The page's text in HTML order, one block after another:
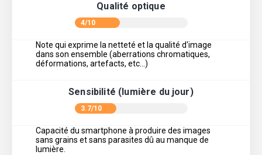
Qualité optique
4/10
Note qui exprime la netteté et la qualité d'image
dans son ensemble (aberrations chromatiques,
déformations, artefacts, etc…)
Sensibilité (lumière du jour)
3.7/10
Capacité du smartphone à produire des images
sans grains et sans parasites dû au manque de
lumière.